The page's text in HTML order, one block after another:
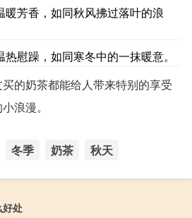
芳香，如同秋风拂过落叶的浪
慰躁，如同寒冬中的一抹暖意。
的奶茶都能给人带来特别的享受
浪漫。
冬季 奶茶 秋天
好处